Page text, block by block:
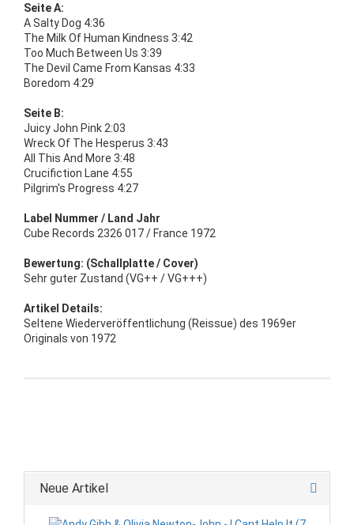
Seite A:
A Salty Dog 4:36
The Milk Of Human Kindness 3:42
Too Much Between Us 3:39
The Devil Came From Kansas 4:33
Boredom 4:29
Seite B:
Juicy John Pink 2:03
Wreck Of The Hesperus 3:43
All This And More 3:48
Crucifiction Lane 4:55
Pilgrim's Progress 4:27
Label Nummer / Land Jahr
Cube Records 2326 017 / France 1972
Bewertung: (Schallplatte / Cover)
Sehr guter Zustand (VG++ / VG+++)
Artikel Details:
Seltene Wiederveröffentlichung (Reissue) des 1969er
Originals von 1972
Neue Artikel